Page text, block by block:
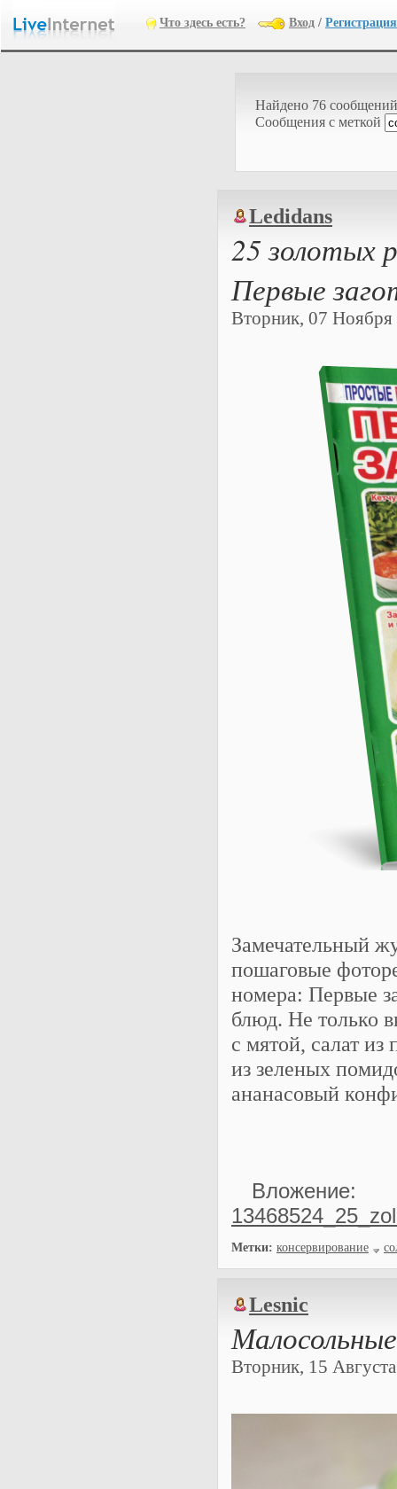
Что здесь есть? Вход / Регистрация
Найдено 76 сообщений
Cообщения с меткой
Ledidans
25 золотых
Первые
Вторник, 07 Ноября
Замечательный
пошаговые
номера: Первые
блюд. Не только
с мятой, салат
из зеленых
ананасовый
Вложение:
Метки: консервирование
Lesnic
Вторник, 15